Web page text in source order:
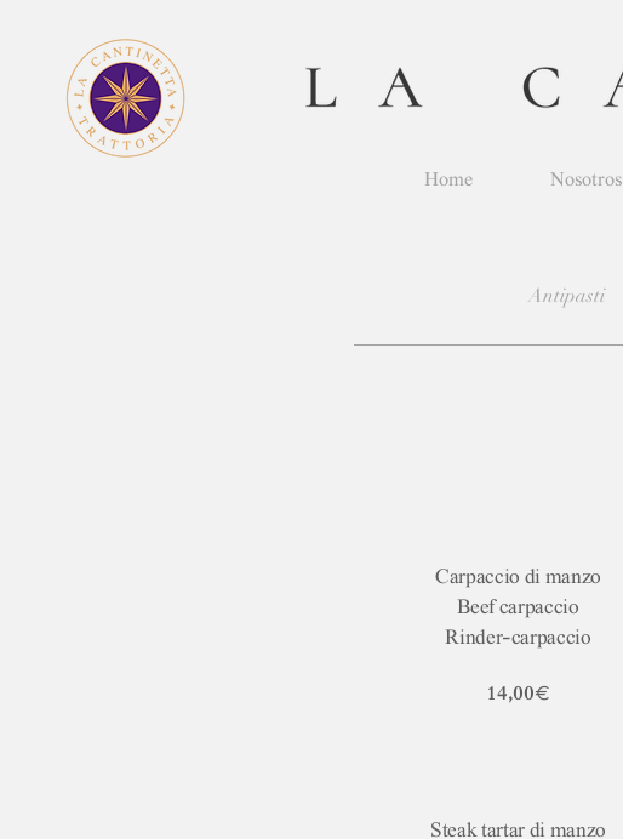
Home Nosotros
Antipasti
Carpaccio di manzo
Beef carpaccio
Rinder-carpaccio
14,00€
Steak tartar di manzo